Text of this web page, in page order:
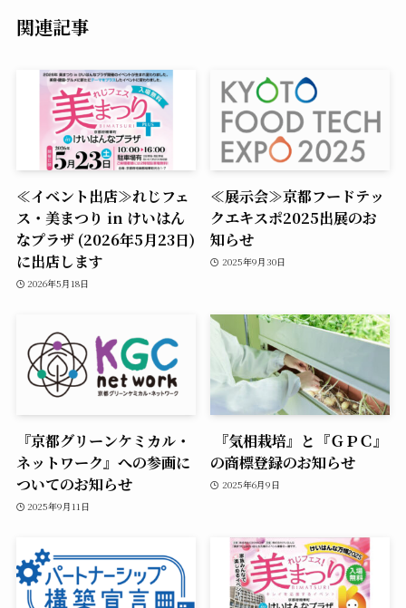
関連記事
≪イベント出店≫れじフェ
ス・美まつり in けいはん
なプラザ (2026年5月23日)
に出店します
2026年5月18日
≪展示会≫京都フードテッ
クエキスポ2025出展のお
知らせ
2025年9月30日
『京都グリーンケミカル・
ネットワーク』への参画に
ついてのお知らせ
2025年9月11日
『気相栽培』と『ＧＰＣ』
の商標登録のお知らせ
2025年6月9日